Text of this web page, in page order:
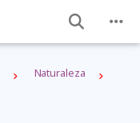
Naturaleza